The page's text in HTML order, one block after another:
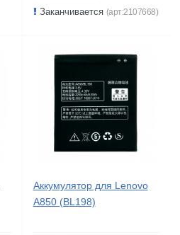
Заканчивается (арт:2107668)
Аккумулятор для Lenovo
A850 (BL198)